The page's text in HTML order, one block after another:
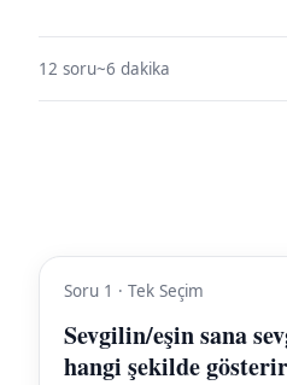
12 soru~6 dakika
Soru 1 · Tek Seçim
Sevgilin/eşin sana
hangi şekilde